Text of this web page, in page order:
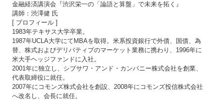
金融経済講演会『渋沢栄一の「論語と算盤」で未来を拓く』
講師：渋澤健 氏
[ プロフィール ]
1983年テキサス大学卒業。
1987年UCLA大学にてMBAを取得。米系投資銀行で外債、国債、為
替、株式およびデリバティブのマーケット業務に携わり、1996年に
米大手ヘッジファンドに入社。
2001年に独立し、シブサワ・アンド・カンパニー株式会社を創業、
代表取締役に就任。
2007年にコモンズ株式会社を創設、2008年にコモンズ投信株式会社
へ改名し、会長に就任。